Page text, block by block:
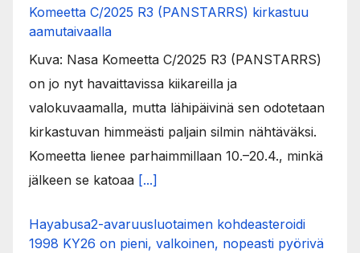
Komeetta C/2025 R3 (PANSTARRS) kirkastuu
aamutaivaalla
Kuva: Nasa Komeetta C/2025 R3 (PANSTARRS)
on jo nyt havaittavissa kiikareilla ja
valokuvaamalla, mutta lähipäivinä sen odotetaan
kirkastuvan himmeästi paljain silmin nähtäväksi.
Komeetta lienee parhaimmillaan 10.–20.4., minkä
jälkeen se katoaa [...]
Hayabusa2-avaruusluotaimen kohdeasteroidi
1998 KY26 on pieni, valkoinen, nopeasti pyörivä